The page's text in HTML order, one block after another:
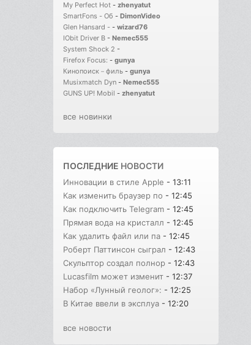
My Perfect Hot - zhenyatut
SmartFons - Об - DimonVideo
Glen Hansard - - wizard76
IObit Driver B - Nemec555
System Shock 2 -
Firefox Focus: - gunya
Кинопоиск－филь - gunya
Musixmatch Dyn - Nemec555
GUNS UP! Mobil - zhenyatut
все новинки
ПОСЛЕДНИЕ НОВОСТИ
Инновации в стиле Apple - 13:11
Как изменить браузер по - 12:45
Как подключить Telegram - 12:45
Прямая вода на кристалл - 12:45
Как удалить файл или па - 12:45
Роберт Паттинсон сыграл - 12:43
Скульптор создал полнор - 12:43
Lucasfilm может изменит - 12:37
Набор «Лунный геолог»: - 12:25
В Китае ввели в эксплуа - 12:20
все новости